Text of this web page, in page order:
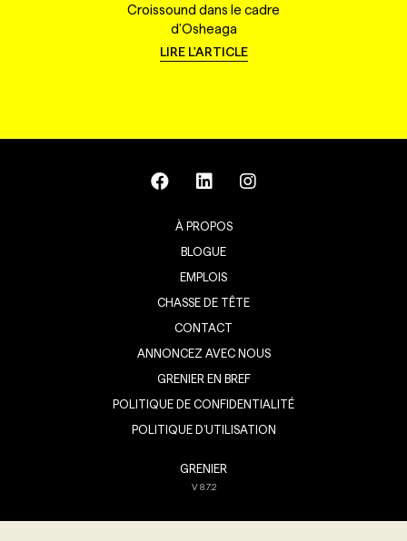
Croissound dans le cadre
d'Osheaga
LIRE L'ARTICLE
À PROPOS
BLOGUE
EMPLOIS
CHASSE DE TÊTE
CONTACT
ANNONCEZ AVEC NOUS
GRENIER EN BREF
POLITIQUE DE CONFIDENTIALITÉ
POLITIQUE D’UTILISATION
GRENIER
V8.7.2